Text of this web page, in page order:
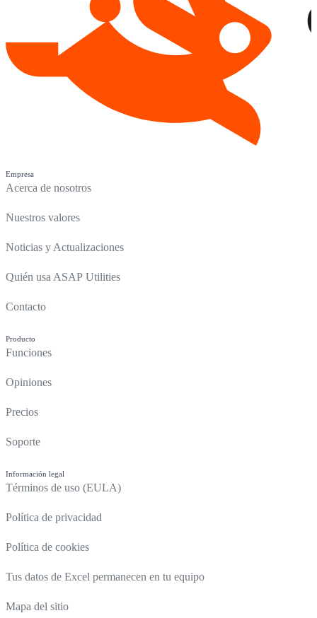
Empresa
Acerca de nosotros
Nuestros valores
Noticias y Actualizaciones
Quién usa ASAP Utilities
Contacto
Producto
Funciones
Opiniones
Precios
Soporte
Información legal
Términos de uso (EULA)
Política de privacidad
Política de cookies
Tus datos de Excel permanecen en tu equipo
Mapa del sitio